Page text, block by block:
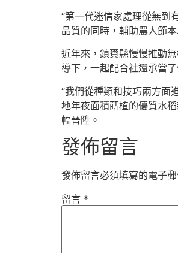
“第一代迷信家處理從無到
品質的同時，輔助農人節
近年來，鎮賚縣慢慢推動
導下，一起配合社還承當
“我們從種類和技巧兩方面
地年夜面積蒔植的優質水
幅晉陞。
發佈留言
發佈留言必須填寫的電子
留言 *